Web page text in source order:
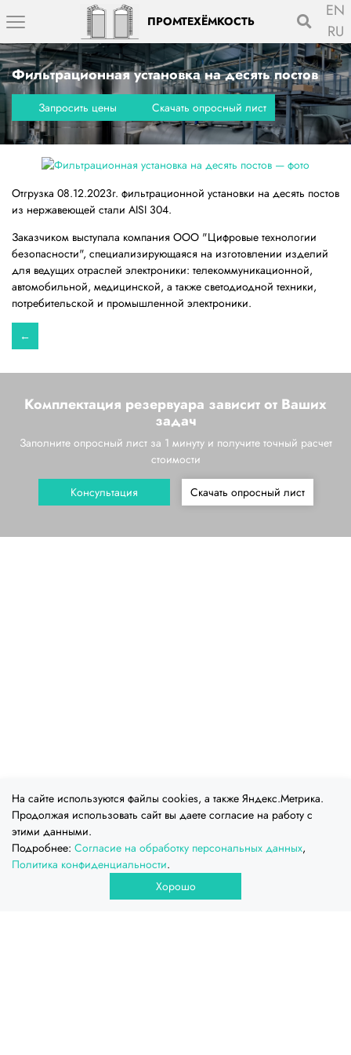
ПРОМТЕХЁМКОСТЬ
EN
RU
Фильтрационная установка на десять постов
Запросить цены Скачать опросный лист
Отгрузка 08.12.2023г. фильтрационной установки на десять постов
из нержавеющей стали AISI 304.
Заказчиком выступала компания ООО "Цифровые технологии
безопасности", специализирующаяся на изготовлении изделий
для ведущих отраслей электроники: телекоммуникационной,
автомобильной, медицинской, а также светодиодной техники,
потребительской и промышленной электроники.
←
Комплектация резервуара зависит от Ваших
задач
Заполните опросный лист за 1 минуту и получите точный расчет
стоимости
Консультация Скачать опросный лист
ООО Промтехёмкость, 2026
На сайте используются файлы cookies, а также Яндекс.Метрика.
Продолжая использовать сайт вы даете согласие на работу с
этими данными.
Подробнее: Согласие на обработку персональных данных,
Политика конфиденциальности.
Хорошо